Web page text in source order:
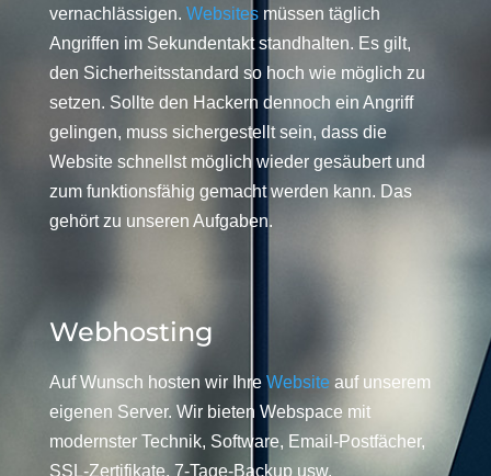
vernachlässigen. Websitesmüssen täglich
Angriffen im Sekundentakt standhalten. Es gilt,
den Sicherheitsstandard so hoch wie möglich zu
setzen. Sollte den Hackern dennoch ein Angriff
gelingen, muss sichergestellt sein, dass die
Website schnellst möglich wieder gesäubert und
zum funktionsfähig gemacht werden kann. Das
gehört zu unseren Aufgaben.
Webhosting
Auf Wunsch hosten wir Ihre Website auf unserem
eigenen Server. Wir bieten Webspace mit
modernster Technik, Software, Email-Postfächer,
SSL-Zertifikate, 7-Tage-Backup usw.